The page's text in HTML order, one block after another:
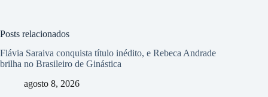
Posts relacionados
Flávia Saraiva conquista título inédito, e Rebeca Andrade
brilha no Brasileiro de Ginástica
agosto 8, 2026